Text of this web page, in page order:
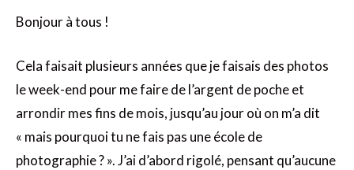
Bonjour à tous !
Cela faisait plusieurs années que je faisais des photos
le week-end pour me faire de l’argent de poche et
arrondir mes fins de mois, jusqu’au jour où on m’a dit
« mais pourquoi tu ne fais pas une école de
photographie ? ». J’ai d’abord rigolé, pensant qu’aucune